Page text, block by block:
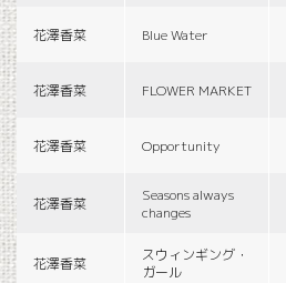
花澤香菜 Blue Water
花澤香菜 FLOWER MARKET
花澤香菜 Opportunity
花澤香菜
Seasons always
changes
花澤香菜
スウィンギング・
ガール